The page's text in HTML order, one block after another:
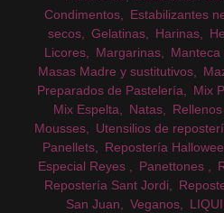
Condimentos
Estabilizantes
secos
Gelatinas Harinas
Licores
Margarinas Manteca
Masas Madre y sustitutivos
Preparados de Pastelería
Mix
Mix Espelta
Natas
Mousses
Utensilios de
Panellets
Repostería
Especial Reyes
Panettones
Repostería Sant Jordi
San Juan
Veganos